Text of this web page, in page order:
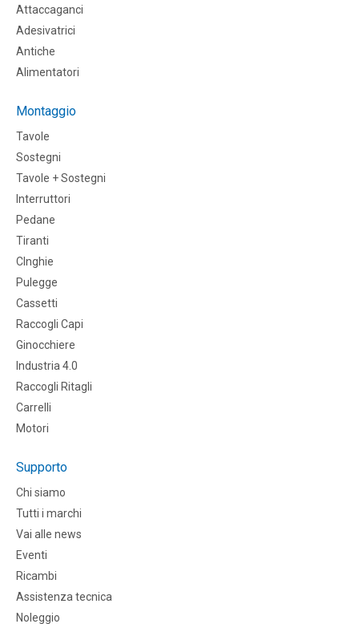
Attaccaganci
Adesivatrici
Antiche
Alimentatori
Montaggio
Tavole
Sostegni
Tavole + Sostegni
Interruttori
Pedane
Tiranti
CInghie
Pulegge
Cassetti
Raccogli Capi
Ginocchiere
Industria 4.0
Raccogli Ritagli
Carrelli
Motori
Supporto
Chi siamo
Tutti i marchi
Vai alle news
Eventi
Ricambi
Assistenza tecnica
Noleggio